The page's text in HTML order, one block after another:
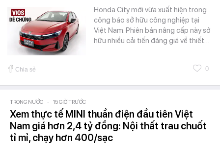
Honda City mới vừa xuất hiện trong
công báo sở hữu công nghiệp tại
Việt Nam. Phiên bản nâng cấp này sở
hữu nhiều cải tiến đáng giá về thiết…
Chia sẻ 0
TRONG NƯỚC - 15 GIỜ TRƯỚC
Xem thực tế MINI thuần điện đầu tiên Việt
Nam giá hơn 2,4 tỷ đồng: Nội thất trau chuốt
tỉ mỉ, chạy hơn 400/sạc